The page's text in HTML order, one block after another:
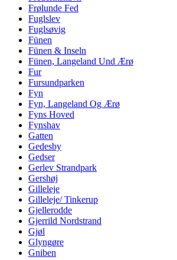
Frølunde Fed
Fuglslev
Fuglsøvig
Fünen
Fünen & Inseln
Fünen, Langeland Und Ærø
Fur
Fursundparken
Fyn
Fyn, Langeland Og Ærø
Fyns Hoved
Fynshav
Gatten
Gedesby
Gedser
Gerlev Strandpark
Gershøj
Gilleleje
Gilleleje/ Tinkerup
Gjellerodde
Gjerrild Nordstrand
Gjøl
Glyngøre
Gniben